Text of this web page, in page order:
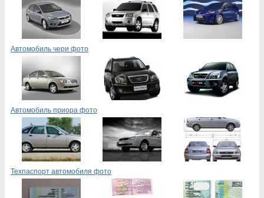
Автомобиль чери фото
Автомобиль приора фото
Техпаспорт автомобиля фото